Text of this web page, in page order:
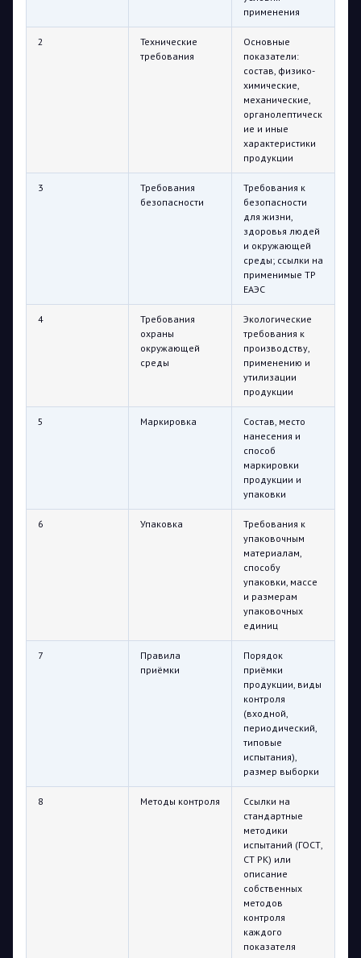
применения
2
Технические
требования
Основные
показатели:
состав, физико-
химические,
механические,
органолептическ
ие и иные
характеристики
продукции
3
Требования
безопасности
Требования к
безопасности
для жизни,
здоровья людей
и окружающей
среды; ссылки на
применимые ТР
ЕАЭС
4
Требования
охраны
окружающей
среды
Экологические
требования к
производству,
применению и
утилизации
продукции
5 Маркировка
Состав, место
нанесения и
способ
маркировки
продукции и
упаковки
6 Упаковка
Требования к
упаковочным
материалам,
способу
упаковки, массе
и размерам
упаковочных
единиц
7
Правила
приёмки
Порядок
приёмки
продукции, виды
контроля
(входной,
периодический,
типовые
испытания),
размер выборки
8 Методы контроля
Ссылки на
стандартные
методики
испытаний (ГОСТ,
СТ РК) или
описание
собственных
методов
контроля
каждого
показателя